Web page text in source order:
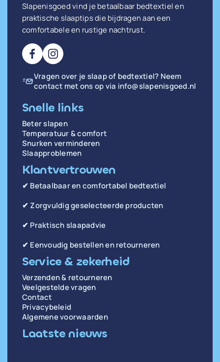
Slapenisgoed vind je betaalbaar bedtextiel en
praktische slaaptips die bijdragen aan een
comfortabele en rustige nachtrust.
Vragen over je slaap of bedtextiel? Neem
contact met ons op via info@slapenisgoed.nl
Snelle links
Beter slapen
Temperatuur & comfort
Snurken verminderen
Slaapproblemen
Klantvertrouwen
✔ Betaalbaar en comfortabel bedtextiel
✔ Zorgvuldig geselecteerde producten
✔ Praktisch slaapadvie
✔ Eenvoudig bestellen en retourneren
Service & zekerheid
Verzenden & retourneren
Veelgestelde vragen
Contact
Privacybeleid
Algemene voorwaarden
Laatste nieuws